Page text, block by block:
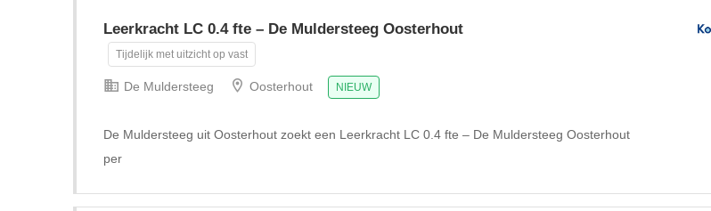
Leerkracht LC 0.4 fte – De Muldersteeg Oosterhout
Tijdelijk met uitzicht op vast
De Muldersteeg Oosterhout NIEUW
De Muldersteeg uit Oosterhout zoekt een Leerkracht LC 0.4 fte – De Muldersteeg Oosterhout
per